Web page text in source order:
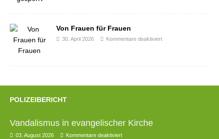
Von Frauen für Frauen
30. April 2026 Kommentare deaktiviert
POLIZEIBERICHT
Vandalismus in evangelischer Kirche
03. August 2026 Kommentare deaktiviert